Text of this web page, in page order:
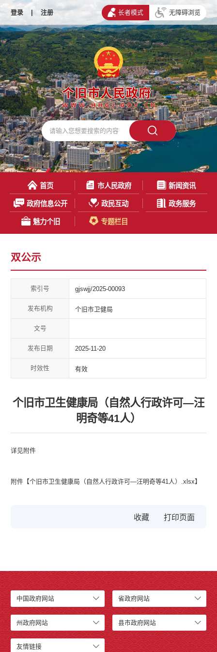
登录 | 注册 长者模式 无障碍浏览
首页 市人民政府 新闻资讯
政府信息公开 政民互动 政务服务
魅力个旧 专题栏目
双公示
索引号 gjswjj/2025-00093
发布机构 个旧市卫健局
文号
发布日期 2025-11-20
时效性 有效
个旧市卫生健康局（自然人行政许可—汪
明奇等41人）
详见附件
附件【个旧市卫生健康局（自然人行政许可—汪明奇等41人）.xlsx】
收藏
中国政府网站 省政府网站
州政府网站 县市政府网站
友情链接